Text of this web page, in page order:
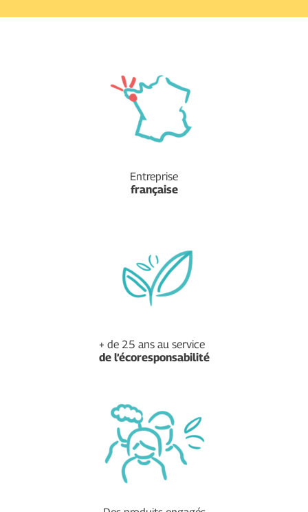
Entreprise
française
+ de 25 ans au service
de l’écoresponsabilité